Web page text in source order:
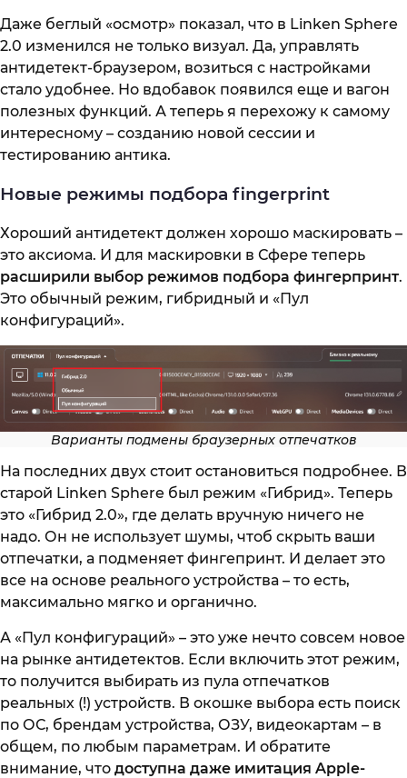
Даже беглый «осмотр» показал, что в Linken Sphere
2.0 изменился не только визуал. Да, управлять
антидетект-браузером, возиться с настройками
стало удобнее. Но вдобавок появился еще и вагон
полезных функций. А теперь я перехожу к самому
интересному – созданию новой сессии и
тестированию антика.
Новые режимы подбора fingerprint
Хороший антидетект должен хорошо маскировать –
это аксиома. И для маскировки в Сфере теперь
расширили выбор режимов подбора фингерпринт.
Это обычный режим, гибридный и «Пул
конфигураций».
Варианты подмены браузерных отпечатков
На последних двух стоит остановиться подробнее. В
старой Linken Sphere был режим «Гибрид». Теперь
это «Гибрид 2.0», где делать вручную ничего не
надо. Он не использует шумы, чтоб скрыть ваши
отпечатки, а подменяет фингепринт. И делает это
все на основе реального устройства – то есть,
максимально мягко и органично.
А «Пул конфигураций» – это уже нечто совсем новое
на рынке антидетектов. Если включить этот режим,
то получится выбирать из пула отпечатков
реальных (!) устройств. В окошке выбора есть поиск
по ОС, брендам устройства, ОЗУ, видеокартам – в
общем, по любым параметрам. И обратите
внимание, что доступна даже имитация Apple-